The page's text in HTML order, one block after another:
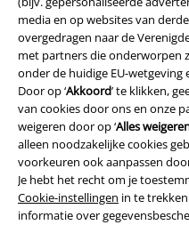
media en op websites van
overgedragen naar de
met partners die onderworpen
onder de huidige EU-wetgeving
Door op ‘Akkoord’ te klikken,
van cookies door ons en onze
weigeren door op ‘Alles
alleen noodzakelijke cookies
voorkeuren ook aanpassen
Je hebt het recht om je
Cookie-instellingen in te
informatie over
Legal
Algemene Voorwaarden
Bedrijfsgegevens
Privacyverklaring
Verklaring van conformiteit